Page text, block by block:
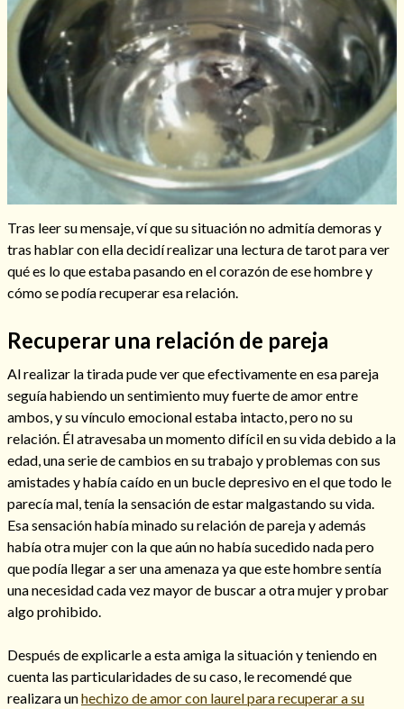
Amarre para recuperar a mi pareja
Cómo alejar a la amante de mi esposo
Endulzamiento
Tras leer su mensaje, ví que su situación no admitía demoras y
tras hablar con ella decidí realizar una lectura de tarot para ver
qué es lo que estaba pasando en el corazón de ese hombre y
cómo se podía recuperar esa relación.
Recuperar una relación de pareja
Al realizar la tirada pude ver que efectivamente en esa pareja
seguía habiendo un sentimiento muy fuerte de amor entre
ambos, y su vínculo emocional estaba intacto, pero no su
relación. Él atravesaba un momento difícil en su vida debido a la
edad, una serie de cambios en su trabajo y problemas con sus
amistades y había caído en un bucle depresivo en el que todo le
parecía mal, tenía la sensación de estar malgastando su vida.
Esa sensación había minado su relación de pareja y además
había otra mujer con la que aún no había sucedido nada pero
que podía llegar a ser una amenaza ya que este hombre sentía
una necesidad cada vez mayor de buscar a otra mujer y probar
algo prohibido.
Después de explicarle a esta amiga la situación y teniendo en
cuenta las particularidades de su caso, le recomendé que
realizara unhechizo de amor con laurel para recuperar a su